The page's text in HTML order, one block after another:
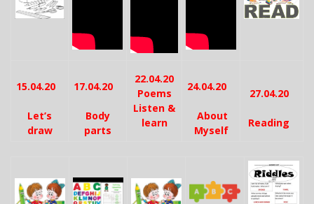
15.04.20
Let’s
draw
17.04.20
Body
parts
22.04.20
Poems
Listen &
learn
24.04.20
About
Myself
27.04.20
Reading